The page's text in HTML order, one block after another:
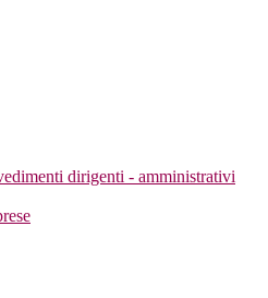
dirigenti - amministrativi